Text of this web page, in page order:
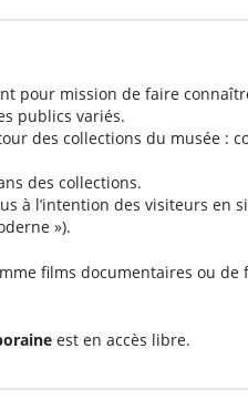
pour mission de faire
publics variés.
des collections du musée :
des collections.
à l’intention des visiteurs en
»).
films documentaires ou
est en accès libre.